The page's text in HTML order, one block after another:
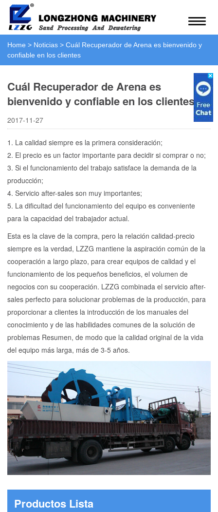
Home > Noticias > Cuál Recuperador de Arena es bienvenido y
confiable en los clientes
Cuál Recuperador de Arena es
bienvenido y confiable en los clientes
2017-11-27
1. La calidad siempre es la primera consideración;
2. El precio es un factor importante para decidir si comprar o no;
3. Si el funcionamiento del trabajo satisface la demanda de la
producción;
4. Servicio after-sales son muy importantes;
5. La dificultad del funcionamiento del equipo es conveniente
para la capacidad del trabajador actual.
Esta es la clave de la compra, pero la relación calidad-precio
siempre es la verdad, LZZG mantiene la aspiración común de la
cooperación a largo plazo, para crear equipos de calidad y el
funcionamiento de los pequeños beneficios, el volumen de
negocios con su cooperación. LZZG combinada el servicio after-
sales perfecto para solucionar problemas de la producción, para
proporcionar a clientes la introducción de los manuales del
conocimiento y de las habilidades comunes de la solución de
problemas Resumen, de modo que la calidad original de la vida
del equipo más larga, más de 3-5 años.
Productos Lista